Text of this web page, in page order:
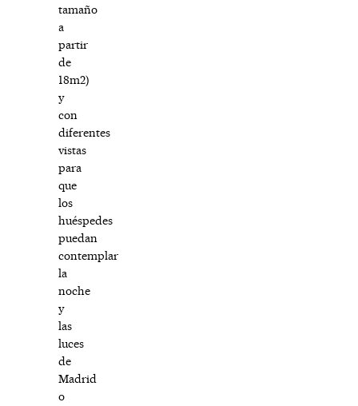
tamaño
a
partir
de
18m2)
y
con
diferentes
vistas
para
que
los
huéspedes
puedan
contemplar
la
noche
y
las
luces
de
Madrid
o